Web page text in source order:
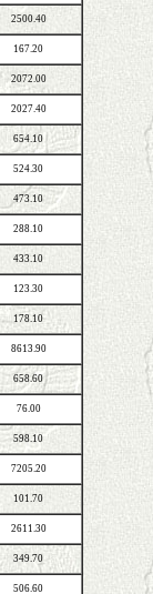
2500.40
167.20
2072.00
2027.40
654.10
524.30
473.10
288.10
433.10
123.30
178.10
8613.90
658.60
76.00
598.10
7205.20
101.70
2611.30
349.70
506.60